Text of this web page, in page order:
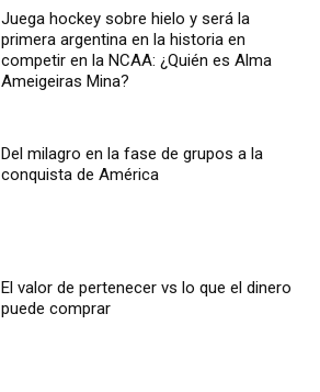
Juega hockey sobre hielo y será la
primera argentina en la historia en
competir en la NCAA: ¿Quién es Alma
Ameigeiras Mina?
Del milagro en la fase de grupos a la
conquista de América
El valor de pertenecer vs lo que el dinero
puede comprar